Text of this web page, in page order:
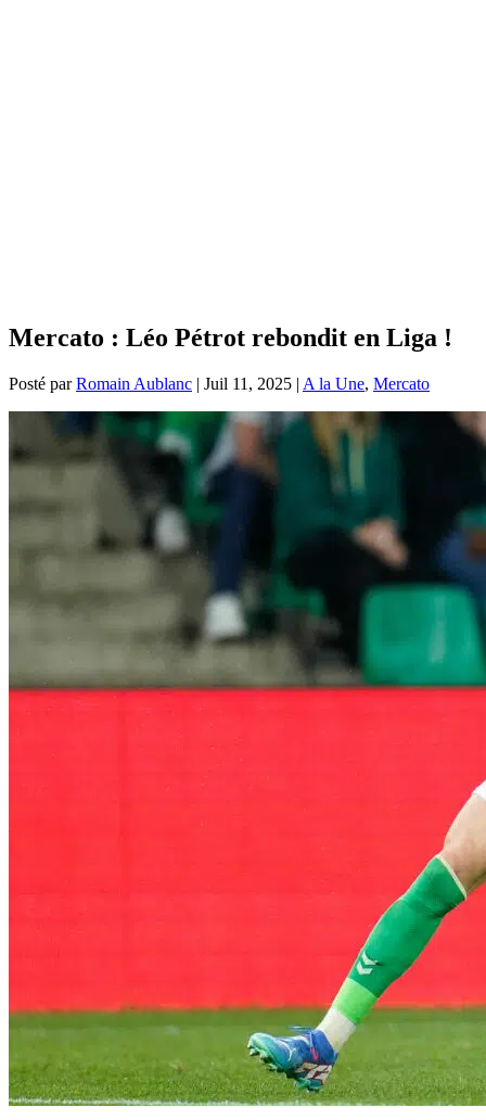
Mercato : Léo Pétrot rebondit en Liga !
Posté parRomain Aublanc | Juil 11, 2025 | A la Une, Mercato